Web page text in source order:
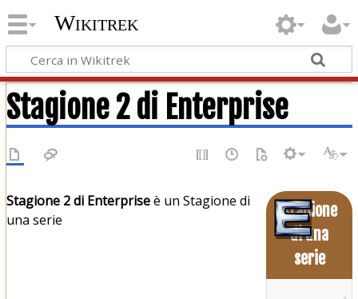
Wikitrek
Stagione 2 di Enterprise
Stagione
di una
serie
Stagione 2 di Enterpriseè un Stagione di
una serie